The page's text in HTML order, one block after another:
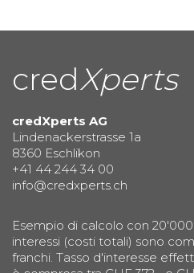
credXperts
credXperts AG
Lindenackerstrasse 1a
8360 Eschlikon
+41 44 244 34 00
info@credxperts.ch
Esempio di calcolo con
interessi (costi totali) sono
franchi. Tasso d'interesse